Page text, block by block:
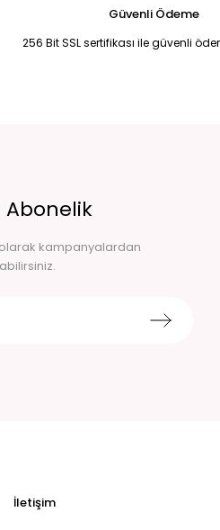
Güvenli Ödeme
256 Bit SSL sertifikası ile güvenli
Abonelik
kampanyalardan
İletişim